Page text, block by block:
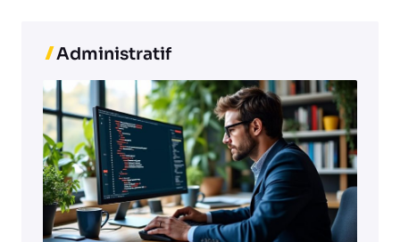
Administratif